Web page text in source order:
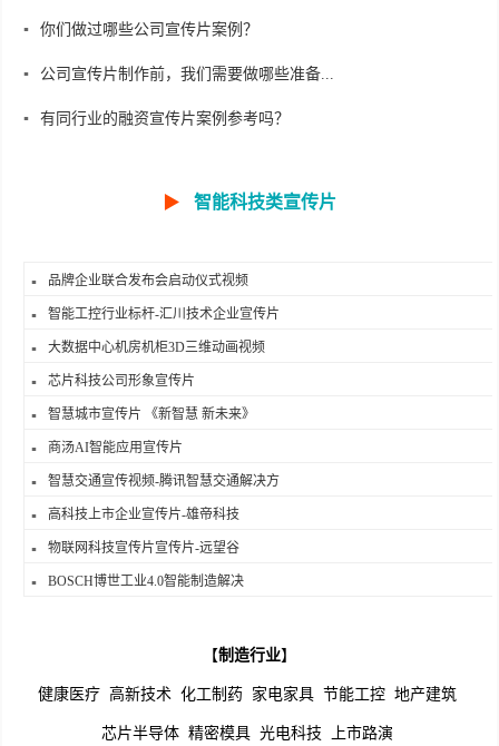
你们做过哪些公司宣传片案例？
公司宣传片制作前，我们需要做哪些准备...
有同行业的融资宣传片案例参考吗？
▶ 智能科技类宣传片
品牌企业联合发布会启动仪式视频
智能工控行业标杆-汇川技术企业宣传片
大数据中心机房机柜3D三维动画视频
芯片科技公司形象宣传片
智慧城市宣传片 《新智慧 新未来》
商汤AI智能应用宣传片
智慧交通宣传视频-腾讯智慧交通解决方
高科技上市企业宣传片-雄帝科技
物联网科技宣传片宣传片-远望谷
BOSCH博世工业4.0智能制造解决
【制造行业】
健康医疗 高新技术 化工制药 家电家具 节能工控 地产建筑
芯片半导体 精密模具 光电科技 上市路演